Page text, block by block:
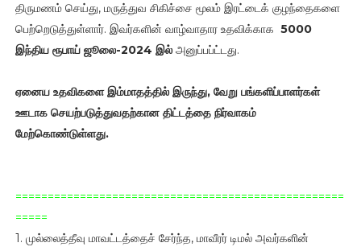
திருமணம் செய்து, மருத்துவ சிகிச்சை மூலம் இரட்டைக் குழந்தைகளை
பெற்றெடுத்துள்ளார். இவர்களின் வாழ்வாதார உதவிக்காக 5000
இந்திய ரூபாய் ஜூலை-2024 இல் அனுப்பப்ட்டது.
ஏனைய உதவிகளை இம்மாதத்தில் இருந்து, வேறு பங்களிப்பாளர்கள்
ஊடாக செயற்படுத்துவதற்கான திட்டத்தை நிர்வாகம்
மேற்கொண்டுள்ளது.
===================================================
=====
1. முல்லைத்தீவு மாவட்டத்தைச் சேர்ந்த, மாவீரர் டிமல் அவர்களின்